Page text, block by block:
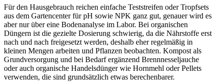
Für den Hausgebrauch reichen einfache Teststreifen oder Tropfsets
aus dem Gartencenter für pH sowie NPK ganz gut, genauer wird es
aber nur über eine Bodenanalyse im Labor. Bei organischen
Düngern ist die gezielte Dosierung schwierig, da die Nährstoffe erst
nach und nach freigesetzt werden, deshalb eher regelmäßig in
kleinen Mengen arbeiten und Pflanzen beobachten. Kompost als
Grundversorgung und bei Bedarf ergänzend Brennnesseljauche
oder auch organische Handelsdünger wie Hornmehl oder Pellets
verwenden, die sind grundsätzlich etwas berechenbarer.